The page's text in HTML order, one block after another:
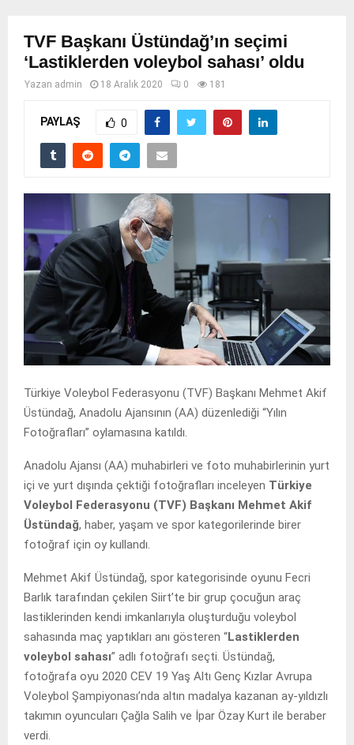
TVF Başkanı Üstündağ’ın seçimi
‘Lastiklerden voleybol sahası’ oldu
Yazan admin 18 Aralık 2020 0 181
PAYLAŞ 0
Türkiye Voleybol Federasyonu (TVF) Başkanı Mehmet Akif
Üstündağ, Anadolu Ajansının (AA) düzenlediği “Yılın
Fotoğrafları” oylamasına katıldı.
Anadolu Ajansı (AA) muhabirleri ve foto muhabirlerinin yurt
içi ve yurt dışında çektiği fotoğrafları inceleyen Türkiye
Voleybol Federasyonu (TVF) Başkanı Mehmet Akif
Üstündağ, haber, yaşam ve spor kategorilerinde birer
fotoğraf için oy kullandı.
Mehmet Akif Üstündağ, spor kategorisinde oyunu Fecri
Barlık tarafından çekilen Siirt’te bir grup çocuğun araç
lastiklerinden kendi imkanlarıyla oluşturduğu voleybol
sahasında maç yaptıkları anı gösteren “Lastiklerden
voleybol sahası” adlı fotoğrafı seçti. Üstündağ,
fotoğrafa oyu 2020 CEV 19 Yaş Altı Genç Kızlar Avrupa
Voleybol Şampiyonası’nda altın madalya kazanan ay-yıldızlı
takımın oyuncuları Çağla Salih ve İpar Özay Kurt ile beraber
verdi.